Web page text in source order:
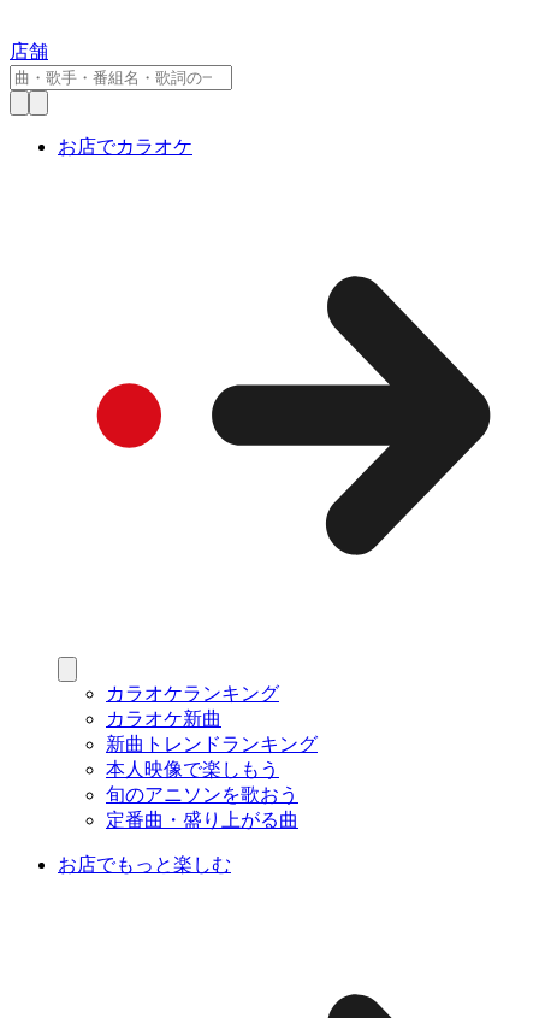
店舗
お店でカラオケ
カラオケランキング
カラオケ新曲
新曲トレンドランキング
本人映像で楽しもう
旬のアニソンを歌おう
定番曲・盛り上がる曲
お店でもっと楽しむ